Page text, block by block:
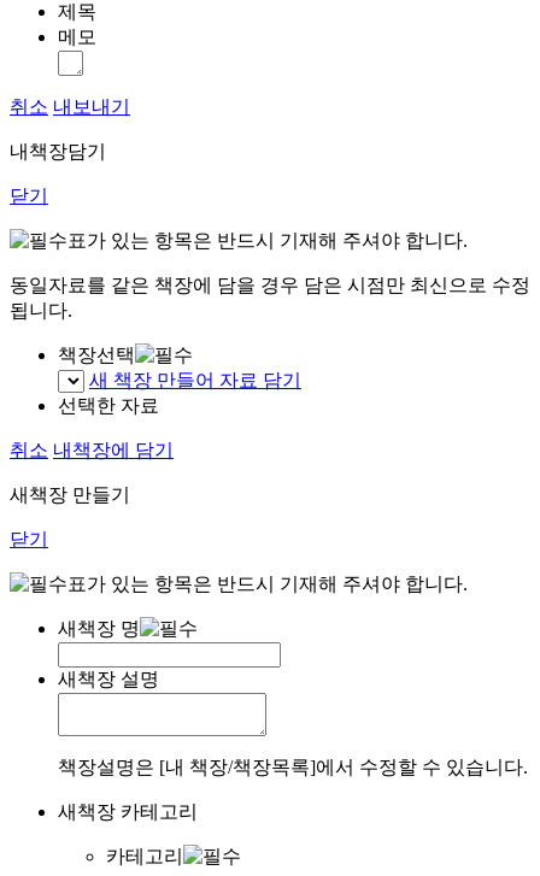
제목
메모
취소 내보내기
내책장담기
닫기
표가 있는 항목은 반드시 기재해 주셔야 합니다.
동일자료를 같은 책장에 담을 경우 담은 시점만 최신으로 수정
됩니다.
책장선택
새 책장 만들어 자료 담기
선택한 자료
취소 내책장에 담기
새책장 만들기
닫기
표가 있는 항목은 반드시 기재해 주셔야 합니다.
새책장 명
새책장 설명
책장설명은 [내 책장/책장목록]에서 수정할 수 있습니다.
새책장 카테고리
카테고리